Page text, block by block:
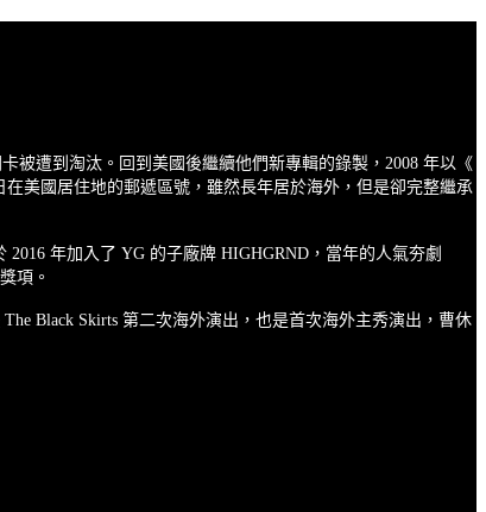
被遭到淘汰。回到美國後繼續他們新專輯的錄製，2008 年以《
美國居住地的郵遞區號，雖然長年居於海外，但是卻完整繼承
年加入了 YG 的子廠牌 HIGHGRND，當年的人氣夯劇
項。
Black Skirts 第二次海外演出，也是首次海外主秀演出，曹休